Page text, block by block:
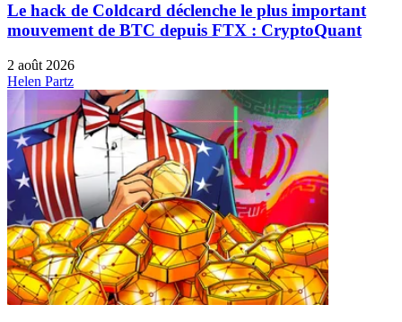
Le hack de Coldcard déclenche le plus important
mouvement de BTC depuis FTX : CryptoQuant
2 août 2026
Helen Partz